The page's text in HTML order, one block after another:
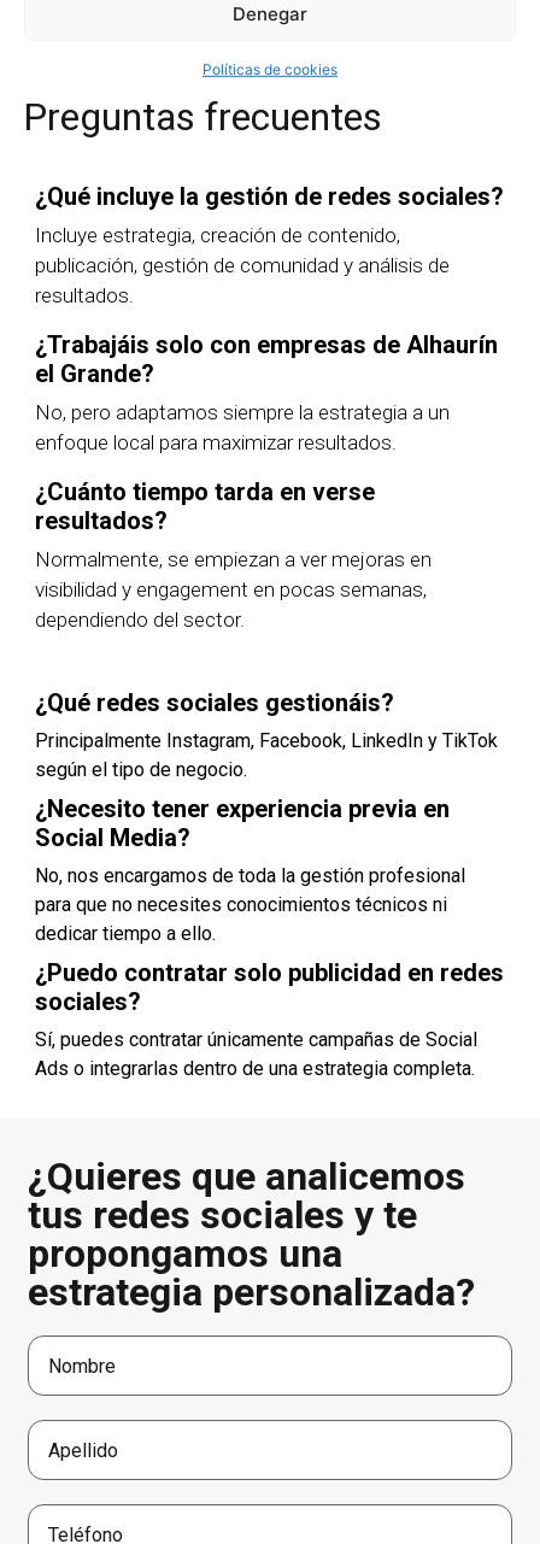
Denegar
Políticas de cookies
Preguntas frecuentes
¿Qué incluye la gestión de redes sociales?
Incluye estrategia, creación de contenido,
publicación, gestión de comunidad y análisis de
resultados.
¿Trabajáis solo con empresas de Alhaurín
el Grande?
No, pero adaptamos siempre la estrategia a un
enfoque local para maximizar resultados.
¿Cuánto tiempo tarda en verse
resultados?
Normalmente, se empiezan a ver mejoras en
visibilidad y engagement en pocas semanas,
dependiendo del sector.
¿Qué redes sociales gestionáis?
Principalmente Instagram, Facebook, LinkedIn y TikTok
según el tipo de negocio.
¿Necesito tener experiencia previa en
Social Media?
No, nos encargamos de toda la gestión profesional
para que no necesites conocimientos técnicos ni
dedicar tiempo a ello.
¿Puedo contratar solo publicidad en redes
sociales?
Sí, puedes contratar únicamente campañas de Social
Ads o integrarlas dentro de una estrategia completa.
¿Quieres que analicemos
tus redes sociales y te
propongamos una
estrategia personalizada?